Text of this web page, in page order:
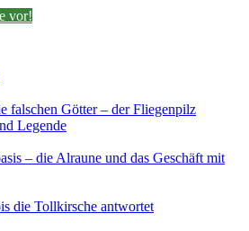
vor!
falschen Götter – der Fliegenpilz
Legende
– die Alraune und das Geschäft mit
die Tollkirsche antwortet